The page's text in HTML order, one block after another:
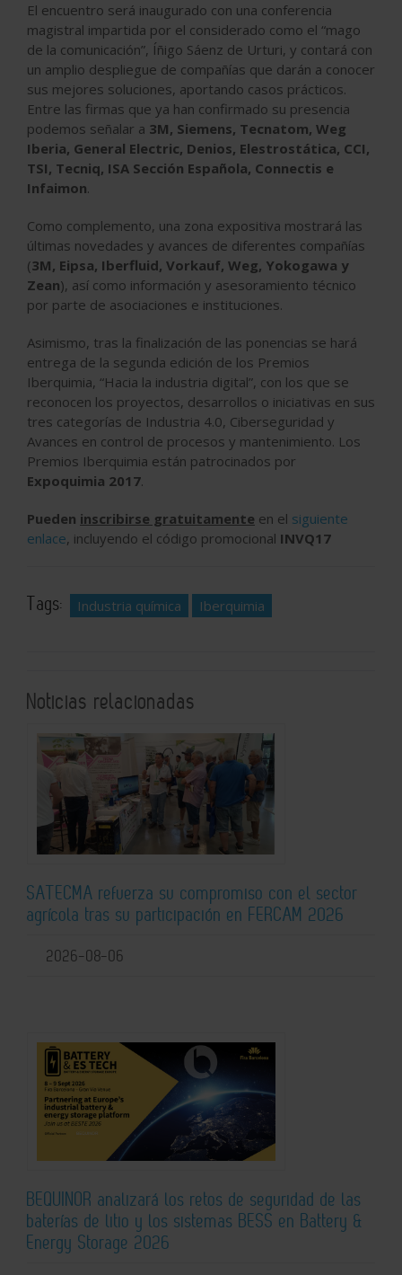
El encuentro será inaugurado con una conferencia
magistral impartida por el considerado como el “mago
de la comunicación”, Íñigo Sáenz de Urturi, y contará con
un amplio despliegue de compañías que darán a conocer
sus mejores soluciones, aportando casos prácticos.
Entre las firmas que ya han confirmado su presencia
podemos señalar a 3M, Siemens, Tecnatom, Weg
Iberia, General Electric, Denios, Elestrostática, CCI,
TSI, Tecniq, ISA Sección Española, Connectis e
Infaimon.
Como complemento, una zona expositiva mostrará las
últimas novedades y avances de diferentes compañías
(3M, Eipsa, Iberfluid, Vorkauf, Weg, Yokogawa y
Zean), así como información y asesoramiento técnico
por parte de asociaciones e instituciones.
Asimismo, tras la finalización de las ponencias se hará
entrega de la segunda edición de los Premios
Iberquimia, “Hacia la industria digital”, con los que se
reconocen los proyectos, desarrollos o iniciativas en sus
tres categorías de Industria 4.0, Ciberseguridad y
Avances en control de procesos y mantenimiento. Los
Premios Iberquimia están patrocinados por
Expoquimia 2017.
Pueden inscribirse gratuitamente en el siguiente
enlace, incluyendo el código promocional INVQ17
Tags: Industria química Iberquimia
Noticias relacionadas
SATECMA refuerza su compromiso con el sector
agrícola tras su participación en FERCAM 2026
2026-08-06
BEQUINOR analizará los retos de seguridad de las
baterías de litio y los sistemas BESS en Battery &
Energy Storage 2026